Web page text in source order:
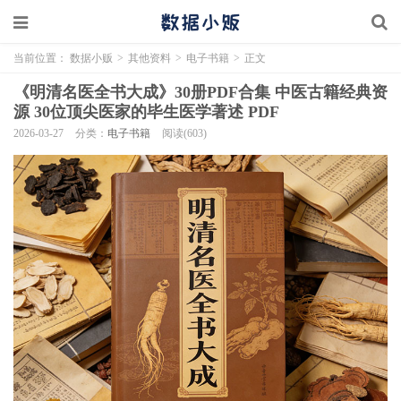
当前位置： 数据小贩 > 其他资料 > 电子书籍 > 正文
《明清名医全书大成》30册PDF合集 中医古籍经典资
源 30位顶尖医家的毕生医学著述 PDF
2026-03-27 分类： 电子书籍 阅读(603)